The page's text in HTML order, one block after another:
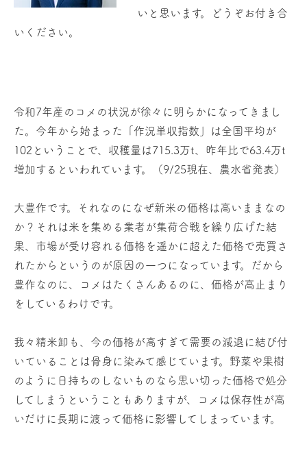
いと思います。どうぞお付き合
いください。
令和7年産のコメの状況が徐々に明らかになってきまし
た。今年から始まった「作況単収指数」は全国平均が
102ということで、収穫量は715.3万t、昨年比で63.4万t
増加するといわれています。（9/25現在、農水省発表）
大豊作です。それなのになぜ新米の価格は高いままなの
か？それは米を集める業者が集荷合戦を繰り広げた結
果、市場が受け容れる価格を遥かに超えた価格で売買さ
れたからというのが原因の一つになっています。だから
豊作なのに、コメはたくさんあるのに、価格が高止まり
をしているわけです。
我々精米卸も、今の価格が高すぎて需要の減退に結び付
いていることは骨身に染みて感じています。野菜や果樹
のように日持ちのしないものなら思い切った価格で処分
してしまうということもありますが、コメは保存性が高
いだけに長期に渡って価格に影響してしまっています。